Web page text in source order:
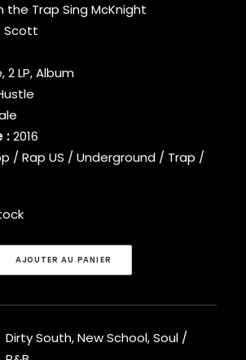
HARMONY
PRODUCTIONS
the Trap Sing McKnight
Scott
2 LP, Album
:2016
/ Rap US / Underground / Trap /
AJOUTER AU PANIER
Dirty South,New School,Soul /